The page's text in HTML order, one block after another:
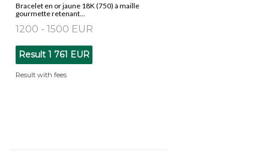
Bracelet en or jaune 18K (750) à maille
gourmette retenant...
1200 - 1500 EUR
Result 1 761 EUR
Result with fees